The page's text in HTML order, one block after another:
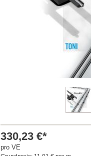
330,23 €*
pro VE